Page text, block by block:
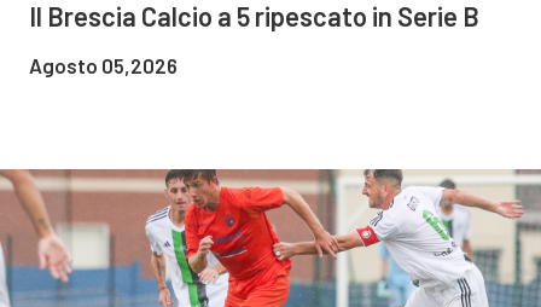
Il Brescia Calcio a 5 ripescato in Serie B
Agosto 05,2026